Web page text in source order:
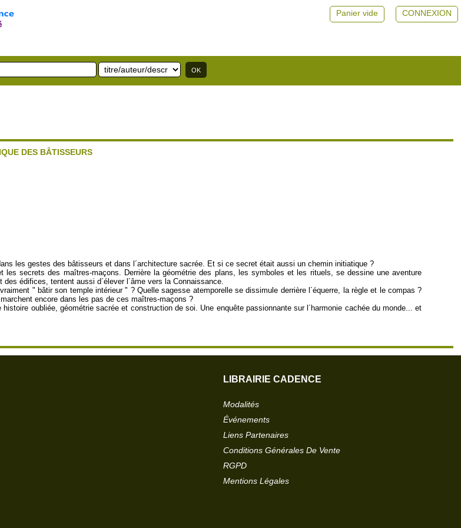
CONNEXION
Panier vide
DES BÂTISSEURS
les gestes des bâtisseurs et dans l´architecture sacrée. Et si ce secret était aussi un chemin initiatique ?
secrets des maîtres-maçons. Derrière la géométrie des plans, les symboles et les rituels, se dessine une aventure
édifices, tentent aussi d´élever l´âme vers la Connaissance.
" bâtir son temple intérieur " ? Quelle sagesse atemporelle se dissimule derrière l´équerre, la règle et le compas ?
encore dans les pas de ces maîtres-maçons ?
oubliée, géométrie sacrée et construction de soi. Une enquête passionnante sur l´harmonie cachée du monde... et
LIBRAIRIE CADENCE
Modalités
Événements
Liens Partenaires
Conditions Générales De Vente
RGPD
Mentions Légales